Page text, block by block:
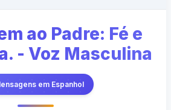
ao Padre: Fé e
- Voz Masculina
em Espanhol